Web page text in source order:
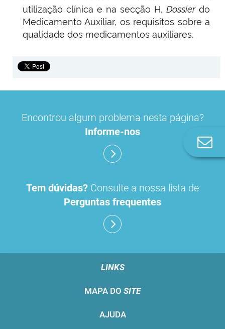
utilização clínica e na secção H, Dossierdo
Medicamento Auxiliar, os requisitos sobre a
qualidade dos medicamentos auxiliares.
Encontrou algum problema nesta página?
Informe-nos
Tem dúvidas? Consulte a nossa lista de
Perguntas frequentes
LINKS
MAPA DO SITE
AJUDA